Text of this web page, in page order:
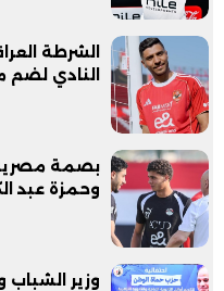
الشرطة
النادي
بصمة
وحمزة عبد
وزير